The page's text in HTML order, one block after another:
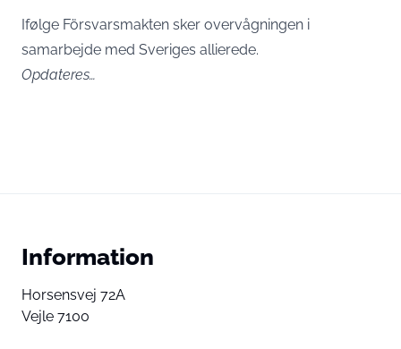
Ifølge Försvarsmakten sker overvågningen i
samarbejde med Sveriges allierede.
Opdateres…
Information
Horsensvej 72A
Vejle 7100